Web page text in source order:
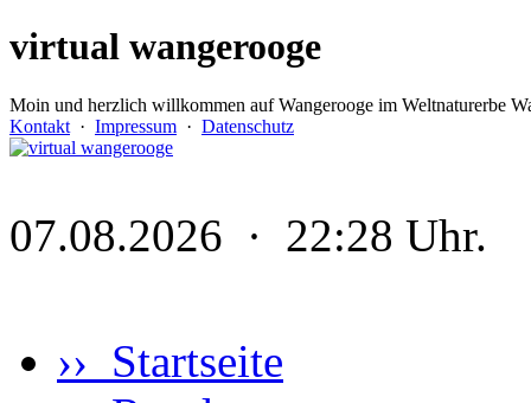
virtual wangerooge
Moin und herzlich willkommen auf Wangerooge im Weltnaturerbe
Kontakt · Impressum · Datenschutz
07.08.2026 · 22:28 Uhr.
›› Startseite